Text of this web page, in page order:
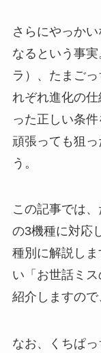
さらにやっか
なるという事
ラ）、たまご
れぞれ進化の
った正しい条
頑張っても狙
う。
この記事では
の3機種に対応
種別に解説し
い「お世話ミ
紹介しますので
なお、くちぱ